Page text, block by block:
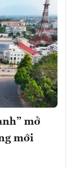
mở
mới